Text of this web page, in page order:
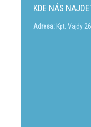
KDE NÁS
Adresa:Kpt. Vajdy